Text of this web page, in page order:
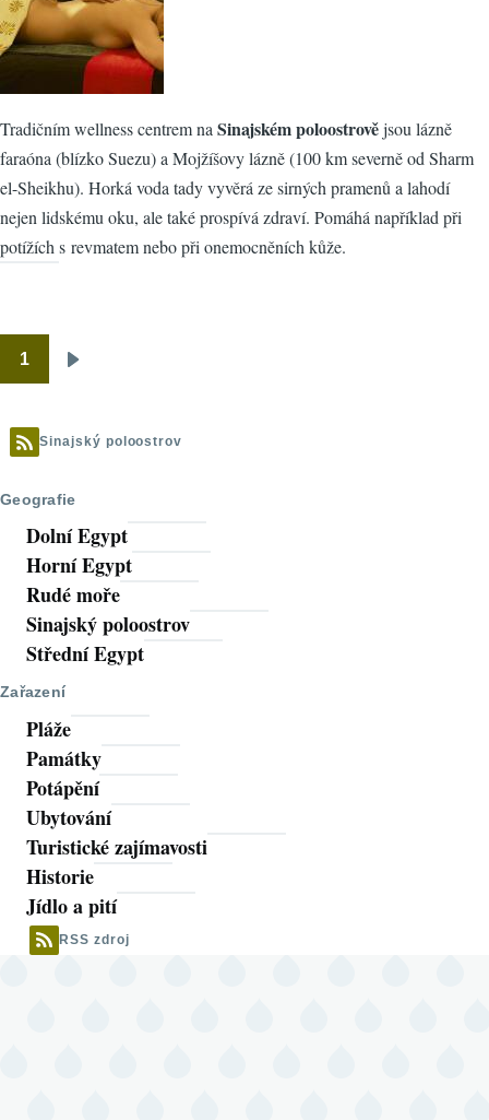
Tradičním wellness centrem na Sinajském poloostrovějsou lázně
faraóna (blízko Suezu) a Mojžíšovy lázně (100 km severně od Sharm
el-Sheikhu). Horká voda tady vyvěrá ze sirných pramenů a lahodí
nejen lidskému oku, ale také prospívá zdraví. Pomáhá například při
potížích s revmatem nebo při onemocněních kůže.
Pagination
1
Sinajský poloostrov
Geografie
Dolní Egypt
Horní Egypt
Rudé moře
Sinajský poloostrov
Střední Egypt
Zařazení
Pláže
Památky
Potápění
Ubytování
Turistické zajímavosti
Historie
Jídlo a pití
RSS zdroj